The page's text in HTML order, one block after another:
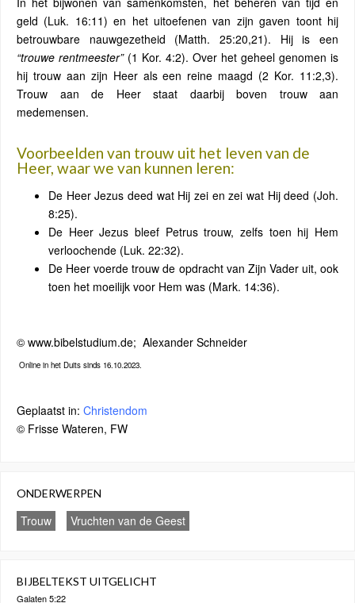
geld (Luk. 16:11) en het uitoefenen van zijn gaven toont hij
betrouwbare nauwgezetheid (Matth. 25:20,21). Hij is een
“trouwe rentmeester”(1 Kor. 4:2). Over het geheel genomen is
hij trouw aan zijn Heer als een reine maagd (2 Kor. 11:2,3).
Trouw aan de Heer staat daarbij boven trouw aan
medemensen.
Voorbeelden van trouw uit het leven van de
Heer, waar we van kunnen leren:
De Heer Jezus deed wat Hij zei en zei wat Hij deed (Joh.
8:25).
De Heer Jezus bleef Petrus trouw, zelfs toen hij Hem
verloochende (Luk. 22:32).
De Heer voerde trouw de opdracht van Zijn Vader uit, ook
toen het moeilijk voor Hem was (Mark. 14:36).
© www.bibelstudium.de; Alexander Schneider
Online in het Duits sinds 16.10.2023.
Geplaatst in: Christendom
© Frisse Wateren, FW
ONDERWERPEN
Trouw Vruchten van de Geest
BIJBELTEKST UITGELICHT
Galaten 5:22